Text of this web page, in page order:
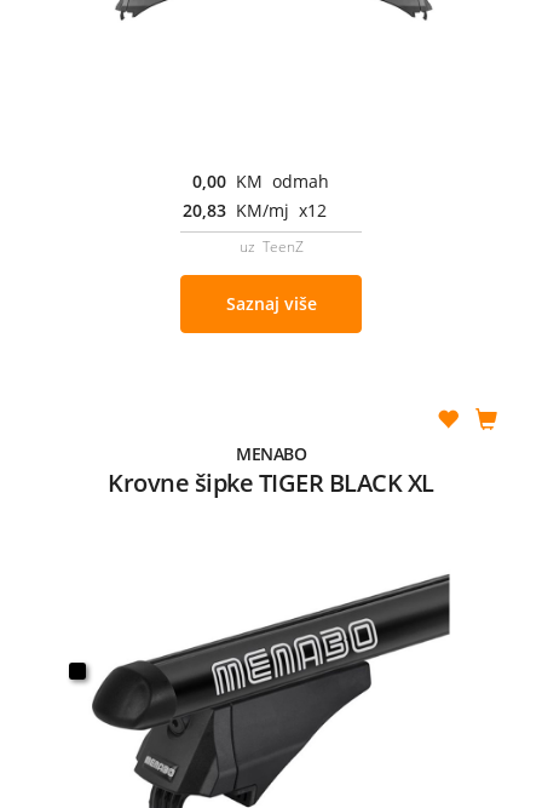
0,00 KM odmah
20,83 KM/mj x12
uz TeenZ
Saznaj više
MENABO
Krovne šipke TIGER BLACK XL